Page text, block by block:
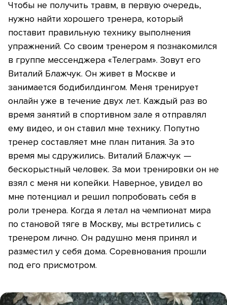
Чтобы не получить травм, в первую очередь,
нужно найти хорошего тренера, который
поставит правильную технику выполнения
упражнений. Со своим тренером я познакомился
в группе мессенджера «Телеграм». Зовут его
Виталий Блажчук. Он живет в Москве и
занимается бодибилдингом. Меня тренирует
онлайн уже в течение двух лет. Каждый раз во
время занятий в спортивном зале я отправлял
ему видео, и он ставил мне технику. Попутно
тренер составляет мне план питания. За это
время мы сдружились. Виталий Блажчук —
бескорыстный человек. За мои тренировки он не
взял с меня ни копейки. Наверное, увидел во
мне потенциал и решил попробовать себя в
роли тренера. Когда я летал на чемпионат мира
по становой тяге в Москву, мы встретились с
тренером лично. Он радушно меня принял и
разместил у себя дома. Соревнования прошли
под его присмотром.